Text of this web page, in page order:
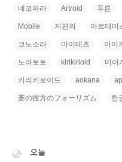
네코파라 Artroid 푸른
Mobile 저편의 아르테미
코노소라 마이테츠 아이
노라토토 kirikirioid 미아
키리키로이드 aokana
蒼の彼方のフォーリズム 한
VISITOR
오늘